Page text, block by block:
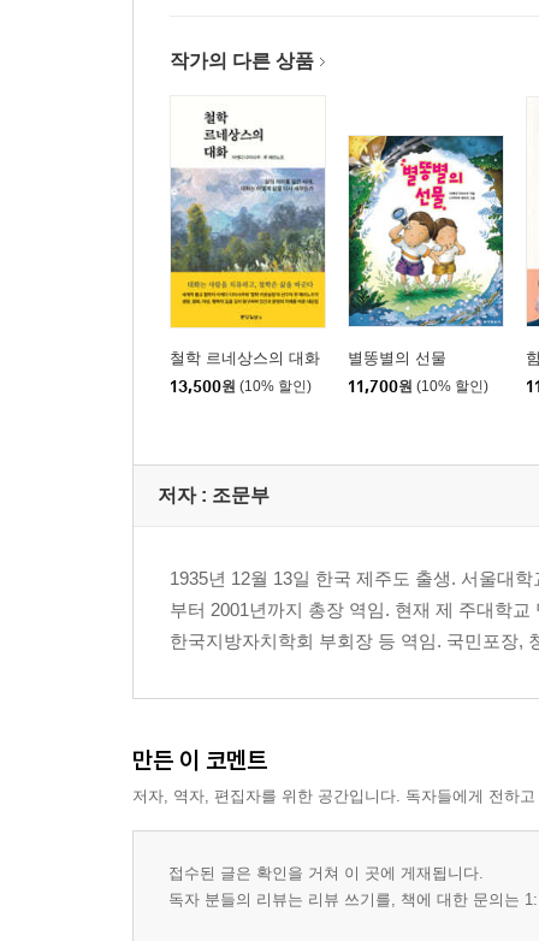
작가의 다른 상품
철학 르네상스의 대화
13,500원 (10% 할인)
별똥별의 선물
11,700원 (10% 할인)
저자 : 조문부
1935년 12월 13일 한국 제주도 출생. 서울대
부터 2001년까지 총장 역임. 현재 제 주대학
한국지방자치학회 부회장 등 역임. 국민포장,
만든 이 코멘트
저자, 역자, 편집자를 위한 공간입니다. 독자들에게 전하
접수된 글은 확인을 거쳐 이 곳에 게재됩니다.
독자 분들의 리뷰는 리뷰 쓰기를, 책에 대한 문의는